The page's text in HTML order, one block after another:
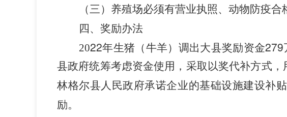
（三） 养殖场必须有营业执照、 动物防疫合
四、 奖励办法
2022年生猪 （牛羊） 调出大县奖励资金279
县政府统筹考虑资金使用，采取以奖代补方式
林格尔县人民政府承诺企业的基础设施建设补
励。